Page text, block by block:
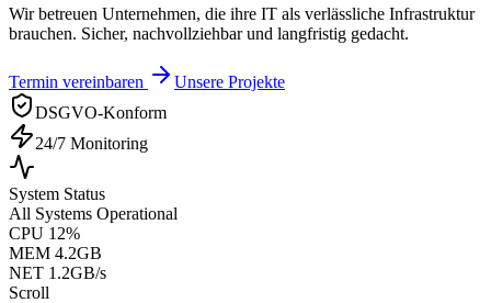
Wir betreuen Unternehmen, die ihre IT als verlässliche Infrastruktur
brauchen. Sicher, nachvollziehbar und langfristig gedacht.
Termin vereinbaren
Unsere Projekte
DSGVO-Konform
24/7 Monitoring
System Status
All Systems Operational
CPU 12%
MEM 4.2GB
NET 1.2GB/s
Scroll